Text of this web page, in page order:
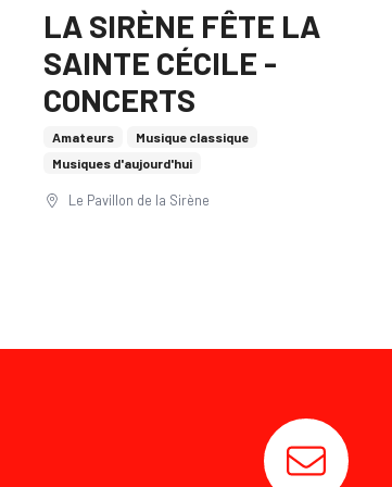
LA SIRÈNE FÊTE LA
SAINTE CÉCILE -
CONCERTS
Amateurs
Musique classique
Musiques d'aujourd'hui
Le Pavillon de la Sirène